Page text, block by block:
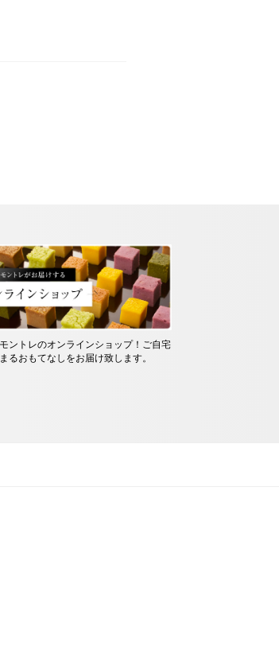
ントレのオンラインショップ！ご自宅
るおもてなしをお届け致します。